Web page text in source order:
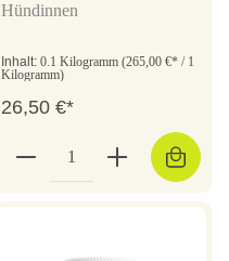
Hündinnen
Inhalt: 0.1 Kilogramm (265,00 €* / 1
Kilogramm)
26,50 €*